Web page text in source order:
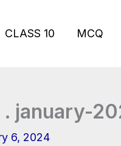
CLASS 10 MCQ
january-
6, 2024